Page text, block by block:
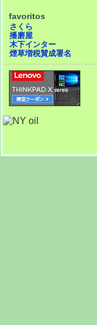
favoritos
さくら
播磨屋
木下インター
煙草増税賛成署名